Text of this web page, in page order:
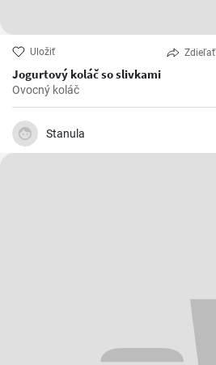
Uložiť Zdieľať
Jogurtový koláč so slivkami
Ovocný koláč
Stanula